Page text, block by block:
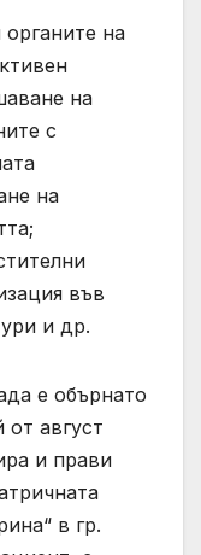
на
на
с
на
във
и др.
е обърнато
от август
и прави
в гр.